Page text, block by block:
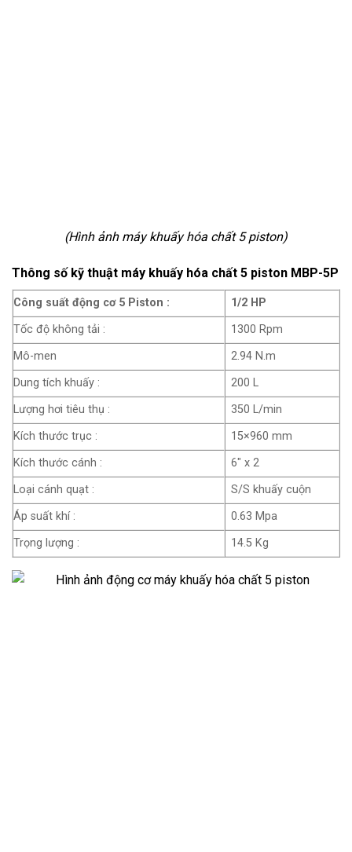
(Hình ảnh máy khuấy hóa chất 5 piston)
Thông số kỹ thuật máy khuấy hóa chất 5 piston MBP-5P
Công suất động cơ 5 Piston :
1/2 HP
Tốc độ không tải :
1300 Rpm
Mô-men
2.94 N.m
Dung tích khuấy :
200 L
Lượng hơi tiêu thụ :
350 L/min
Kích thước trục :
15×960 mm
Kích thước cánh :
6″ x 2
Loại cánh quạt :
S/S khuấy cuộn
Áp suất khí :
0.63 Mpa
Trọng lượng :
14.5 Kg